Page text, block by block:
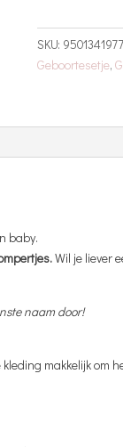
aantal
SKU:
Geboortesetje,
baby.
Wil je liever
naam door!
makkelijk om